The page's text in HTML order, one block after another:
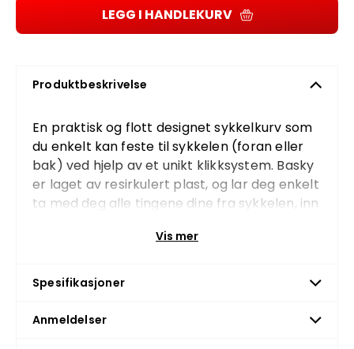
LEGG I HANDLEKURV
Produktbeskrivelse
En praktisk og flott designet sykkelkurv som
du enkelt kan feste til sykkelen (foran eller
bak) ved hjelp av et unikt klikksystem. Basky
er laget av resirkulert plast, og lar deg enkelt
ta med deg alle tingene dine fra sykkelen, inn
Med sykkelkurven følger det med en adapter
sykkelens bagasjestativ. Ved hjelp av den
Basky på plass, og det er like enkelt å klikke
Vis mer
Spesifikasjoner
Anmeldelser